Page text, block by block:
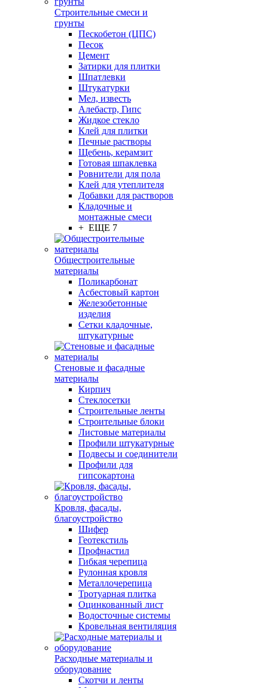
Строительные смеси и
грунты
Пескобетон (ЦПС)
Песок
Цемент
Затирки для плитки
Шпатлевки
Штукатурки
Мел, известь
Алебастр, Гипс
Жидкое стекло
Клей для плитки
Печные растворы
Щебень, керамзит
Готовая шпаклевка
Ровнители для пола
Клей для утеплителя
Добавки для растворов
Кладочные и
монтажные смеси
+ ЕЩЕ 7
Общестроительные
материалы
Поликарбонат
Асбестовый картон
Железобетонные
изделия
Сетки кладочные,
штукатурные
Стеновые и фасадные
материалы
Кирпич
Стеклосетки
Строительные ленты
Строительные блоки
Листовые материалы
Профили штукатурные
Подвесы и соединители
Профили для
гипсокартона
Кровля, фасады,
благоустройство
Шифер
Геотекстиль
Профнастил
Гибкая черепица
Рулонная кровля
Металлочерепица
Тротуарная плитка
Оцинкованный лист
Водосточные системы
Кровельная вентиляция
Расходные материалы и
оборудование
Скотчи и ленты